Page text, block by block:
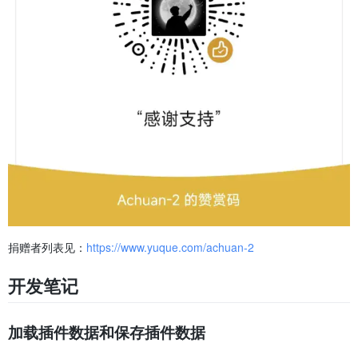
捐赠者列表见： https://www.yuque.com/achuan-2
开发笔记
加载插件数据和保存插件数据